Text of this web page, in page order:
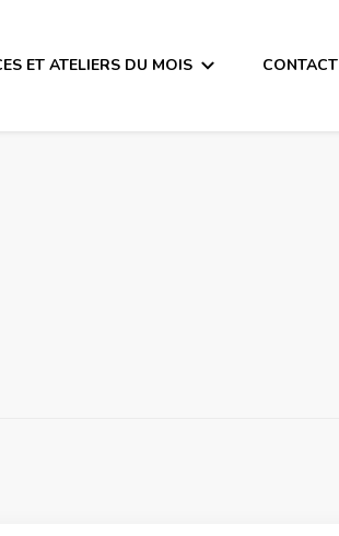
ET ATELIERS DU MOIS CONTACT